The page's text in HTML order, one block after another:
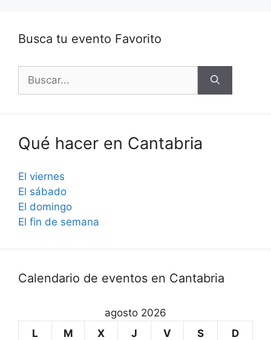
Busca tu evento Favorito
Buscar:
Qué hacer en Cantabria
El viernes
El sábado
El domingo
El fin de semana
Calendario de eventos en Cantabria
agosto 2026
L
M X J V S D